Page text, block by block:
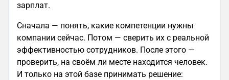
зарплат.
Сначала — понять, какие компетенции нужны
компании сейчас. Потом — сверить их с реальной
эффективностью сотрудников. После этого —
проверить, на своём ли месте находится человек.
И только на этой базе принимать решение: